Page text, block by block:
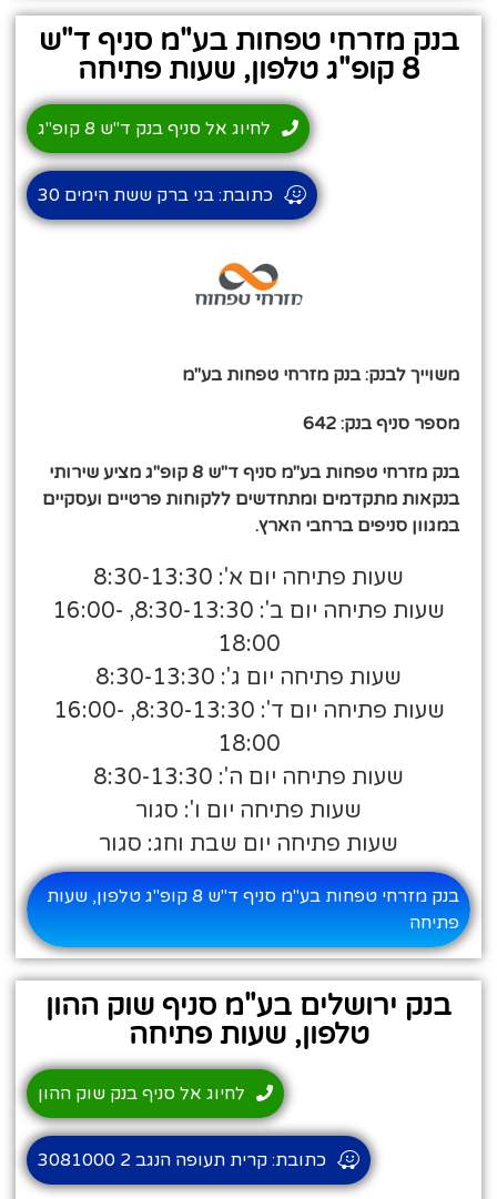
בנק מזרחי טפחות בע"מ סניף ד"ש
8 קופ"ג טלפון, שעות פתיחה
משוייך לבנק: בנק מזרחי טפחות בע"מ
מספר סניף בנק: 642
בנק מזרחי טפחות בע"מ סניף ד"ש 8 קופ"ג מציע שירותי
בנקאות מתקדמים ומתחדשים ללקוחות פרטיים ועסקיים
במגוון סניפים ברחבי הארץ.
שעות פתיחה יום א': 8:30-13:30
שעות פתיחה יום ב': 8:30-13:30, 16:00-
18:00
שעות פתיחה יום ג': 8:30-13:30
שעות פתיחה יום ד': 8:30-13:30, 16:00-
18:00
שעות פתיחה יום ה': 8:30-13:30
שעות פתיחה יום ו': סגור
שעות פתיחה יום שבת וחג: סגור
לחיוג אל סניף בנק ד"ש 8 קופ"ג
כתובת: בני ברק ששת הימים 30
בנק מזרחי טפחות בע"מ סניף ד"ש 8 קופ"ג טלפון, שעות
פתיחה
בנק ירושלים בע"מ סניף שוק ההון
טלפון, שעות פתיחה
לחיוג אל סניף בנק שוק ההון
כתובת: קרית תעופה הנגב 2 3081000